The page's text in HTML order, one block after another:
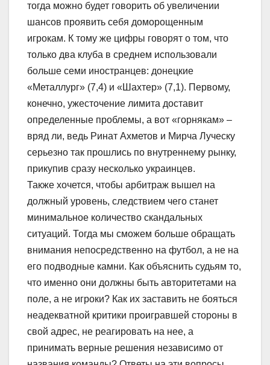
тогда можно будет говорить об увеличении
шансов проявить себя доморощенным
игрокам. К тому же цифры говорят о том, что
только два клуба в среднем использовали
больше семи иностранцев: донецкие
«Металлург» (7,4) и «Шахтер» (7,1). Первому,
конечно, ужесточение лимита доставит
определенные проблемы, а вот «горнякам» –
вряд ли, ведь Ринат Ахметов и Мирча Луческу
серьезно так прошлись по внутреннему рынку,
прикупив сразу несколько украинцев.
Также хочется, чтобы арбитраж вышел на
должный уровень, следствием чего станет
минимальное количество скандальных
ситуаций. Тогда мы сможем больше обращать
внимания непосредственно на футбол, а не на
его подводные камни. Как объяснить судьям то,
что именно они должны быть авторитетами на
поле, а не игроки? Как их заставить не бояться
неадекватной критики проигравшей стороны в
свой адрес, не реагировать на нее, а
принимать верные решения независимо от